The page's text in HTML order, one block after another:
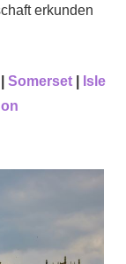
erkunden
Somerset
Isle